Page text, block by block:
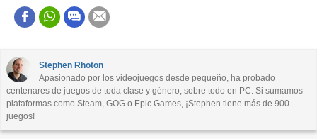
Este contenido contiene información incorrecta
Otro
Stephen Rhoton
Apasionado por los videojuegos desde pequeño, ha probado
centenares de juegos de toda clase y género, sobre todo en PC. Si sumamos
plataformas como Steam, GOG o Epic Games, ¡Stephen tiene más de 900
juegos!